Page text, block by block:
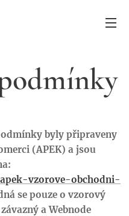
byly připraveny
(APEK) a jsou
vzorove-obchodni-
se pouze o vzorový
a Webnode